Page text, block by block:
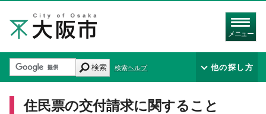
メニュー
検索 検索ヘルプ 他の探し方
住民票の交付請求に関すること